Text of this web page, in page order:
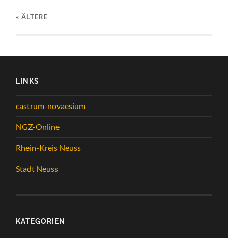
« ÄLTERE
LINKS
castrum-novaesium
NGZ-Online
Rhein-Kreis Neuss
Stadt Neuss
KATEGORIEN